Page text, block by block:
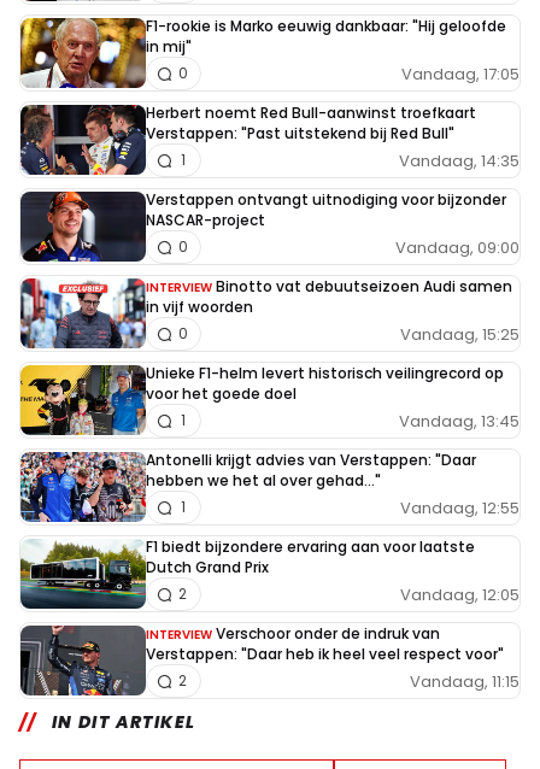
F1-rookie is Marko eeuwig dankbaar: "Hij geloofde
in mij"
Vandaag, 17:05
0
Herbert noemt Red Bull-aanwinst troefkaart
Verstappen: "Past uitstekend bij Red Bull"
Vandaag, 14:35
1
Verstappen ontvangt uitnodiging voor bijzonder
NASCAR-project
Vandaag, 09:00
0
INTERVIEW Binotto vat debuutseizoen Audi samen
in vijf woorden
Vandaag, 15:25
0
Unieke F1-helm levert historisch veilingrecord op
voor het goede doel
Vandaag, 13:45
1
Antonelli krijgt advies van Verstappen: "Daar
hebben we het al over gehad..."
Vandaag, 12:55
1
F1 biedt bijzondere ervaring aan voor laatste
Dutch Grand Prix
Vandaag, 12:05
2
INTERVIEW Verschoor onder de indruk van
Verstappen: "Daar heb ik heel veel respect voor"
Vandaag, 11:15
2
IN DIT ARTIKEL